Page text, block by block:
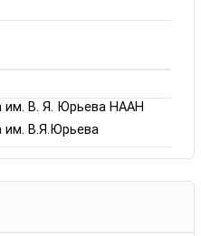
им. В. Я. Юрьева НААН
им. В.Я.Юрьева